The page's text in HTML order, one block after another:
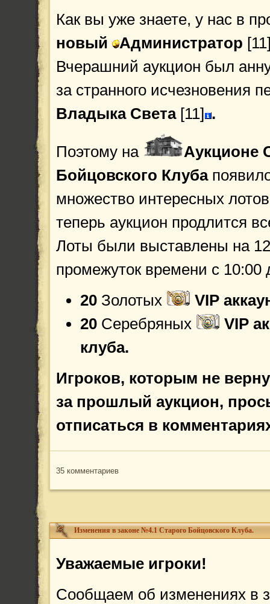
Как вы уже знаете, у нас в
новый
Администратор
Вчерашний аукцион был
за странного исчезновения
Владыка Света [11] .
Поэтому на Аукционе
Бойцовского Клуба
множество интересных
теперь аукцион продлится
Лоты были выставлены на
промежуток времени с 10:00
20 Золотых
VIP
20 Серебряных
VIP
клуба.
Игроков, которым не
за прошлый аукцион,
отписаться в
35 комментариев
Изменения в законе №4.1 Старого Бойцовского Клуба.
Уважаемые игроки!
Сообщаем об изменениях в